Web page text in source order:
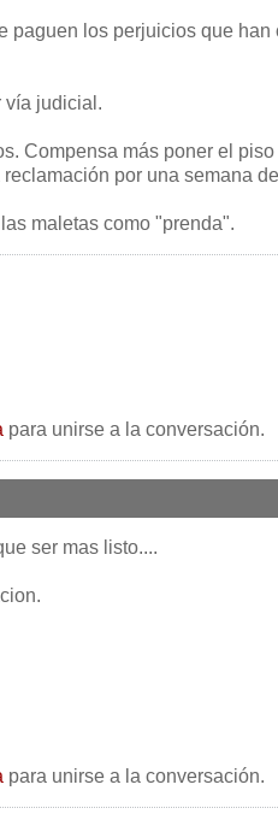
paguen los perjuicios que han
vía judicial.
Compensa más poner el
por una semana
maletas como "prenda".
para unirse a la conversación.
ser mas listo....
para unirse a la conversación.